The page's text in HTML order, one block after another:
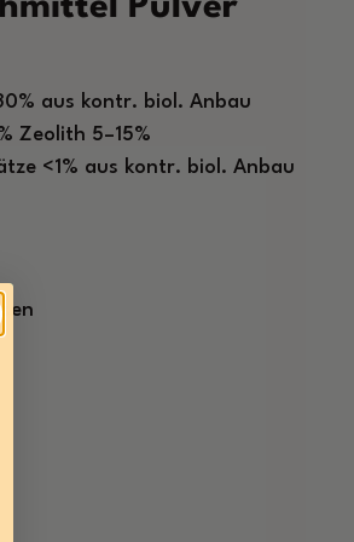
Pulver
aus kontr. biol. Anbau
Zeolith 5–15%
<1% aus kontr. biol. Anbau